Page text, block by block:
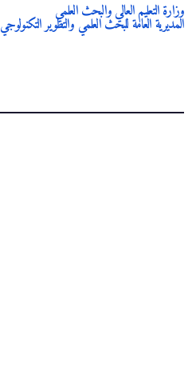
وزارة التعليم العالي والبحث العلمي
المديرية العامة للبحث العلمي والتطوير التكنولوجي